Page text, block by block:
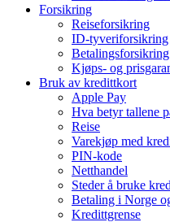
Forsikring
Reiseforsikring
ID-tyveriforsikring
Betalingsforsikring
Kjøps- og
Bruk av kredittkort
Apple Pay
Hva betyr tallene
Reise
Varekjøp med
PIN-kode
Netthandel
Steder å bruke
Betaling i Norge
Kredittgrense